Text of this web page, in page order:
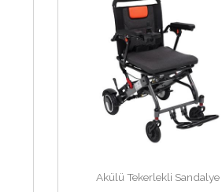
Akülü Tekerlekli Sandalye